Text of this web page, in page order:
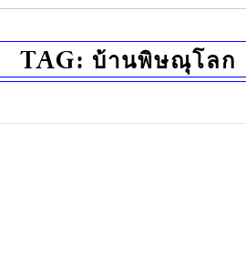
TAG: บ้านพิษณุโลก